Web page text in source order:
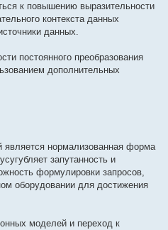
к повышению выразительности
контекста данных
данных.
постоянного преобразования
дополнительных
нормализованная форма
запутанность и
формулировки запросов,
оборудовании для достижения
моделей и переход к